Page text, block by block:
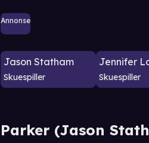
Annonse
Jason Statham
Skuespiller
Jennifer
Skuespiller
Parker (Jason